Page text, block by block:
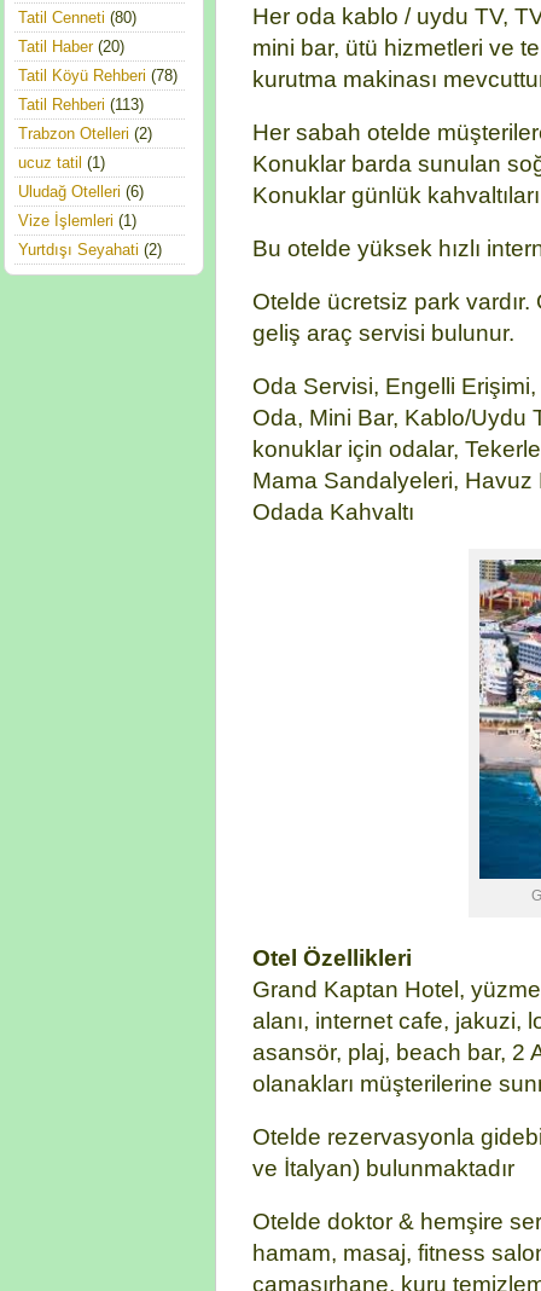
Her oda kablo / uydu TV,
mini bar, ütü hizmetleri ve
kurutma makinası
Her sabah otelde
Konuklar barda sunulan
Konuklar günlük
Bu otelde yüksek hızlı
Otelde ücretsiz park
geliş araç servisi bulunur.
Oda Servisi, Engelli
Oda, Mini Bar, Kablo/Uydu
konuklar için odalar,
Mama Sandalyeleri,
Odada Kahvaltı
Otel Özellikleri
Grand Kaptan Hotel,
alanı, internet cafe, jakuzi,
asansör, plaj, beach bar, 2
olanakları müşterilerine
Otelde rezervasyonla
ve İtalyan) bulunmaktadır
Otelde doktor & hemşire
hamam, masaj, fitness
çamaşırhane, kuru
Tatil Cenneti (80)
Tatil Haber(20)
Tatil Köyü Rehberi (78)
Tatil Rehberi (113)
Trabzon Otelleri (2)
ucuz tatil (1)
Uludağ Otelleri (6)
Vize İşlemleri (1)
Yurtdışı Seyahati (2)